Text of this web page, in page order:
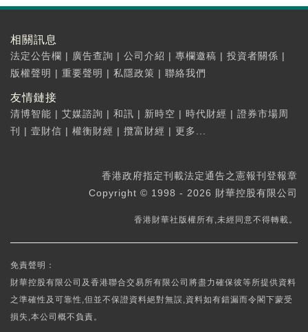
相關訊息
法定公告欄 | 廣告查詢 | 公司介紹 | 專欄邀稿 | 投資者關係 |
版權聲明 | 重要聲明 | 私隱政策 | 聯絡我們
友情鏈接
清博智能 | 艾媒諮詢 | 和訊 | 新時空 | 時代財經 | 證券市場周
刊
| 壹財信 | 權衡財經 | 攬富財經 | 更多...
香港政府指定刊載法定通告之憲報刊登報章
Copyright © 1998 - 2026 財華控股有限公司
香港財華社版權所有,未經同意不得轉載。
免責聲明：
財華控股有限公司及香港聯合交易所有限公司將盡力確保彼等所提供資料
之準確性及可靠性,但並不保證資料絕對無誤,資料如有錯漏而令閣下蒙受
損失,本公司概不負責。